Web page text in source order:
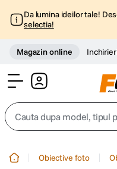
Da lumina ideilor tale!
selectia!
Magazin online
Cauta dupa model, tipul
Obiective foto